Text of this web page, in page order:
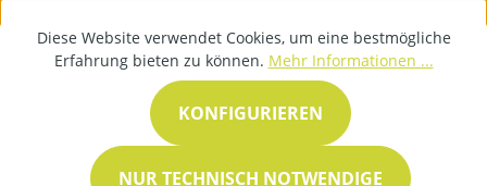
Diese Website verwendet Cookies, um eine bestmögliche
Erfahrung bieten zu können. Mehr Informationen ...
NUR TECHNISCH NOTWENDIGE
KONFIGURIEREN